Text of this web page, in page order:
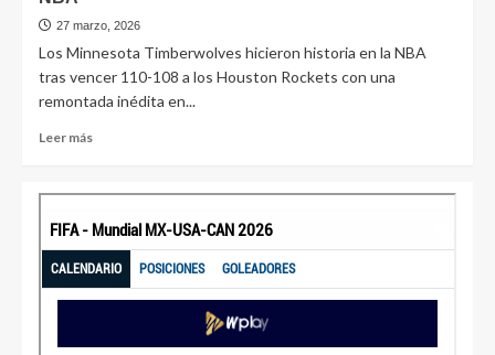
27 marzo, 2026
Los Minnesota Timberwolves hicieron historia en la NBA
tras vencer 110-108 a los Houston Rockets con una
remontada inédita en...
Leer más